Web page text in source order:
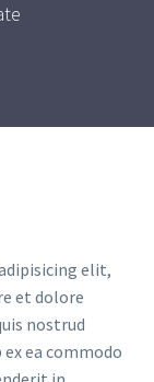
elit,
et dolore
nostrud
ea commodo